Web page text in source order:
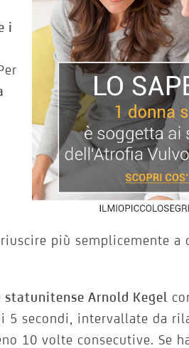
i
più semplicemente a
statunitense Arnold Kegel
5 secondi, intervallate da
10 volte consecutive. Se